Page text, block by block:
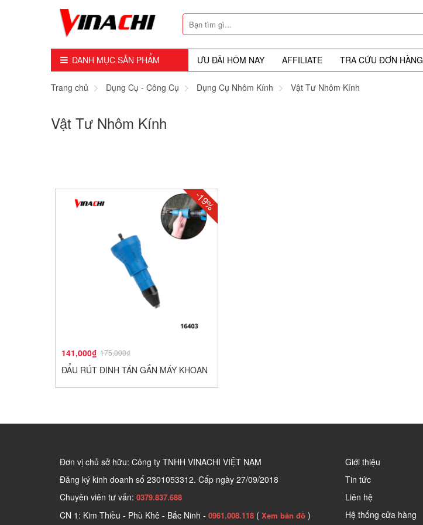
DANH MỤC SẢN PHẨM ƯU ĐÃI HÔM NAY AFFILIATE TRA CỨU ĐƠN HÀNG
Dụng Cụ - Công Cụ
Phụ Kiện
Thiết bị Dùng Hơi
Vật Tư Tiêu Hao
Khóa - Phụ Kiện Cửa
Trang chủ Dụng Cụ - Công Cụ Dụng Cụ Nhôm Kính Vật Tư Nhôm Kính
Vật Tư Nhôm Kính
-19%
141,000₫ 175,000₫
ĐẨU RÚT ĐINH TÁN GẮN MÁY KHOAN
Đơn vị chủ sở hữu: Công ty TNHH VINACHI VIỆT NAM
Đăng ký kinh doanh số 2301053312. Cấp ngày 27/09/2018
Chuyên viên tư vấn: 0379.837.688
CN 1: Kim Thiều - Phù Khê - Bắc Ninh - 0961.008.118 ( Xem bản đồ )
Giới thiệu
Tin tức
Liên hệ
Hệ thống cửa hàng